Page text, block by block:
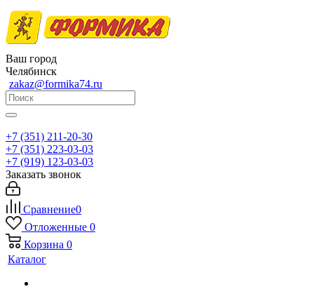
Ваш город
Челябинск
zakaz@formika74.ru
+7 (351) 211-20-30
+7 (351) 223-03-03
+7 (919) 123-03-03
Заказать звонок
Сравнение0
Отложенные 0
Корзина 0
Каталог